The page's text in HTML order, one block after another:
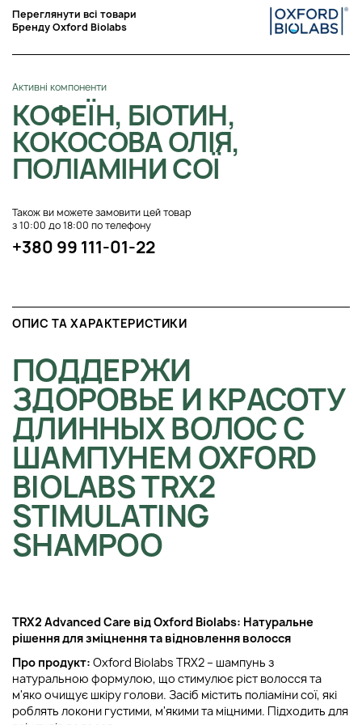
Переглянути всі товари
Бренду Oxford Biolabs
Активні компоненти
КОФЕЇН, БІОТИН,
КОКОСОВА ОЛІЯ,
ПОЛІАМІНИ СОЇ
Також ви можете замовити цей товар
з 10:00 до 18:00 по телефону
+380 99 111-01-22
ОПИС ТА ХАРАКТЕРИСТИКИ
ПОДДЕРЖИ
ЗДОРОВЬЕ И КРАСОТУ
ДЛИННЫХ ВОЛОС С
ШАМПУНЕМ OXFORD
BIOLABS TRX2
STIMULATING
SHAMPOO
TRX2 Advanced Care від Oxford Biolabs: Натуральне
рішення для зміцнення та відновлення волосся
Про продукт: Oxford Biolabs TRX2 – шампунь з
натуральною формулою, що стимулює ріст волосся та
м'яко очищує шкіру голови. Засіб містить поліаміни сої, які
роблять локони густими, м'якими та міцними. Підходить для